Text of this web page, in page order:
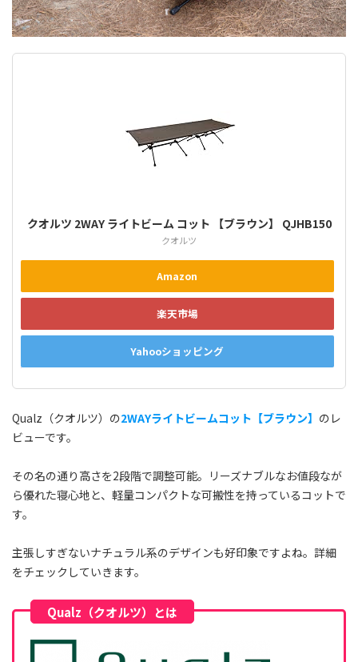
クオルツ 2WAY ライトビーム コット 【ブラウン】 QJHB150
クオルツ
Amazon
楽天市場
Yahooショッピング
Qualz（クオルツ）の2WAYライトビームコット【ブラウン】 のレ
ビューです。
その名の通り高さを2段階で調整可能。リーズナブルなお値段なが
ら優れた寝心地と、軽量コンパクトな可搬性を持っているコットで
す。
主張しすぎないナチュラル系のデザインも好印象ですよね。詳細
をチェックしていきます。